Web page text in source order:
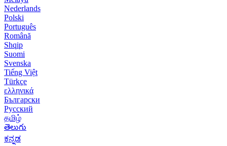
Nederlands
Polski
Português
Română
Shqip
Suomi
Svenska
Tiếng Việt
Türkçe
ελληνικά
Български
Русский
தமிழ்
తెలుగు
ಕನ್ನಡ